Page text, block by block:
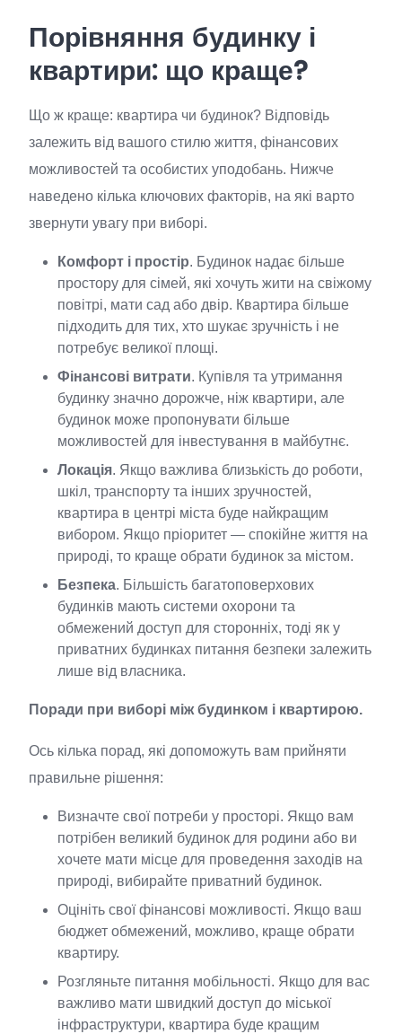
Порівняння будинку і
квартири: що краще?
Що ж краще: квартира чи будинок? Відповідь
залежить від вашого стилю життя, фінансових
можливостей та особистих уподобань. Нижче
наведено кілька ключових факторів, на які варто
звернути увагу при виборі.
Комфорт і простір. Будинок надає більше
простору для сімей, які хочуть жити на свіжому
повітрі, мати сад або двір. Квартира більше
підходить для тих, хто шукає зручність і не
потребує великої площі.
Фінансові витрати. Купівля та утримання
будинку значно дорожче, ніж квартири, але
будинок може пропонувати більше
можливостей для інвестування в майбутнє.
Локація. Якщо важлива близькість до роботи,
шкіл, транспорту та інших зручностей,
квартира в центрі міста буде найкращим
вибором. Якщо пріоритет — спокійне життя на
природі, то краще обрати будинок за містом.
Безпека. Більшість багатоповерхових
будинків мають системи охорони та
обмежений доступ для сторонніх, тоді як у
приватних будинках питання безпеки залежить
лише від власника.
Поради при виборі між будинком і квартирою.
Ось кілька порад, які допоможуть вам прийняти
правильне рішення:
Визначте свої потреби у просторі. Якщо вам
потрібен великий будинок для родини або ви
хочете мати місце для проведення заходів на
природі, вибирайте приватний будинок.
Оцініть свої фінансові можливості. Якщо ваш
бюджет обмежений, можливо, краще обрати
квартиру.
Розгляньте питання мобільності. Якщо для вас
важливо мати швидкий доступ до міської
інфраструктури, квартира буде кращим